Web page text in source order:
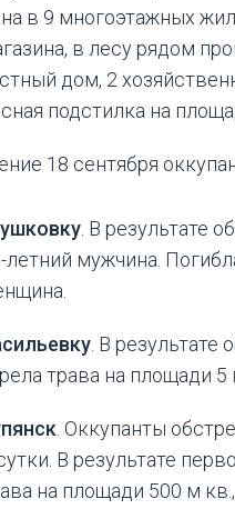
в 9 многоэтажных
в лесу рядом
дом, 2
подстилка на
18 сентября
. В результате
летний мужчина.
. В результате
трава на площади 5
. Оккупанты
В результате
на площади 500 м